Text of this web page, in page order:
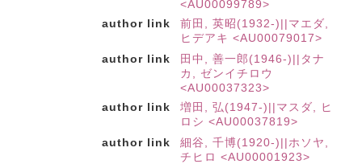
<AU00099789>
author link
前田, 英昭(1932-)||マエダ,
ヒデアキ <AU00079017>
author link
田中, 善一郎(1946-)||タナ
カ, ゼンイチロウ
<AU00037323>
author link
増田, 弘(1947-)||マスダ, ヒ
ロシ <AU00037819>
author link
細谷, 千博(1920-)||ホソヤ,
チヒロ <AU00001923>